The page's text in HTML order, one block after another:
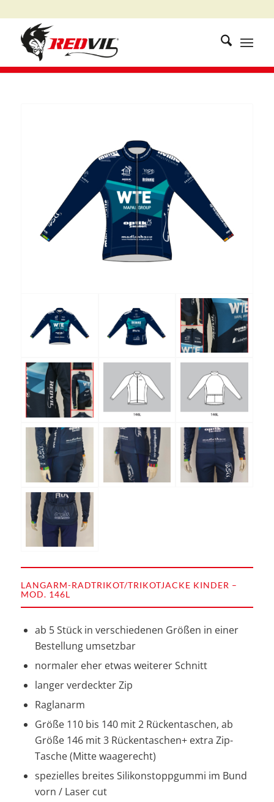
LANGARM-RADTRIKOT/TRIKOTJACKE KINDER –
MOD. 146L
ab 5 Stück in verschiedenen Größen in einer
Bestellung umsetzbar
normaler eher etwas weiterer Schnitt
langer verdeckter Zip
Raglanarm
Größe 110 bis 140 mit 2 Rückentaschen, ab
Größe 146 mit 3 Rückentaschen+ extra Zip-
Tasche (Mitte waagerecht)
spezielles breites Silikonstoppgummi im Bund
vorn / Laser cut